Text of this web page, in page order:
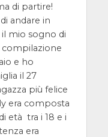
di partire!
andare in
mio sogno di
compilazione
e ho
il 27
più felice
era composta
età tra i 18 e i
era